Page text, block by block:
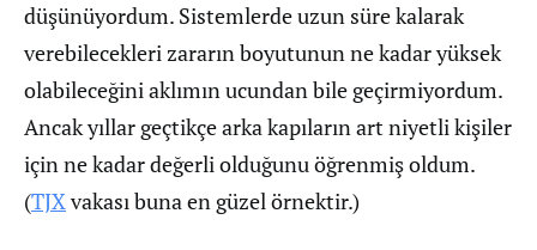
düşünüyordum. Sistemlerde uzun süre kalarak
verebilecekleri zararın boyutunun ne kadar yüksek
olabileceğini aklımın ucundan bile geçirmiyordum.
Ancak yıllar geçtikçe arka kapıların art niyetli kişiler
için ne kadar değerli olduğunu öğrenmiş oldum.
(TJXvakası buna en güzel örnektir.)